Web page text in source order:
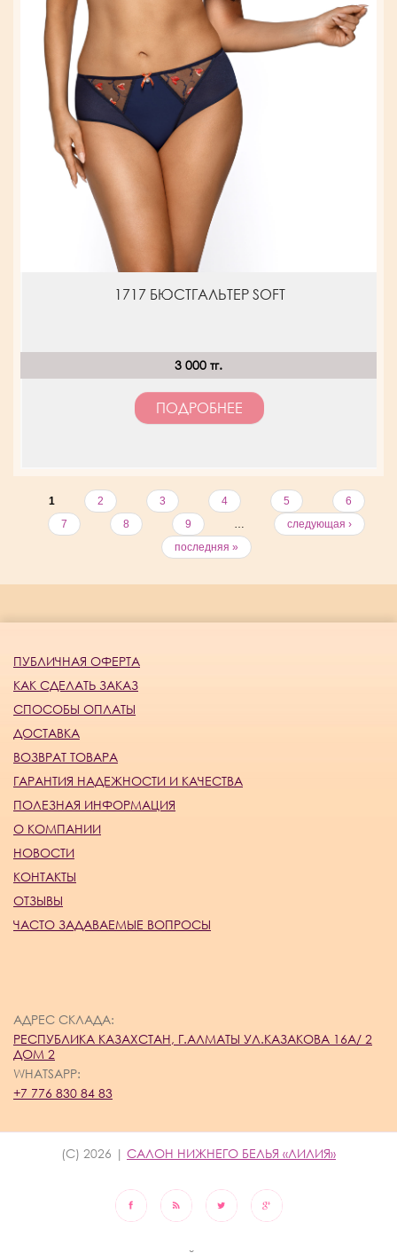
1717 БЮСТГАЛЬТЕР SOFT
3 000 тг.
ПОДРОБНЕЕ
1 2 3 4 5
6
7
8 9 …
следующая ›
последняя »
ПУБЛИЧНАЯ ОФЕРТА
КАК СДЕЛАТЬ ЗАКАЗ
СПОСОБЫ ОПЛАТЫ
ДОСТАВКА
ВОЗВРАТ ТОВАРА
ГАРАНТИЯ НАДЕЖНОСТИ И КАЧЕСТВА
ПОЛЕЗНАЯ ИНФОРМАЦИЯ
О КОМПАНИИ
НОВОСТИ
КОНТАКТЫ
ОТЗЫВЫ
ЧАСТО ЗАДАВАЕМЫЕ ВОПРОСЫ
АДРЕС СКЛАДА:
РЕСПУБЛИКА КАЗАХСТАН, Г.АЛМАТЫ УЛ.КАЗАКОВА 16А/ 2
ДОМ 2
WHATSAPP:
+7 776 830 84 83
(C) 2026 | САЛОН НИЖНЕГО БЕЛЬЯ «ЛИЛИЯ»